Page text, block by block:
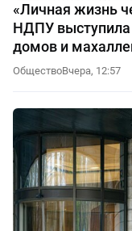
«Личная жизнь
НДПУ выступила
домов и
ОбществоВчера, 12:57